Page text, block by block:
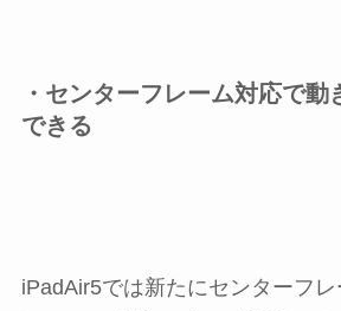
・センターフレーム対応で動
できる
iPadAir5では新たにセンターフ